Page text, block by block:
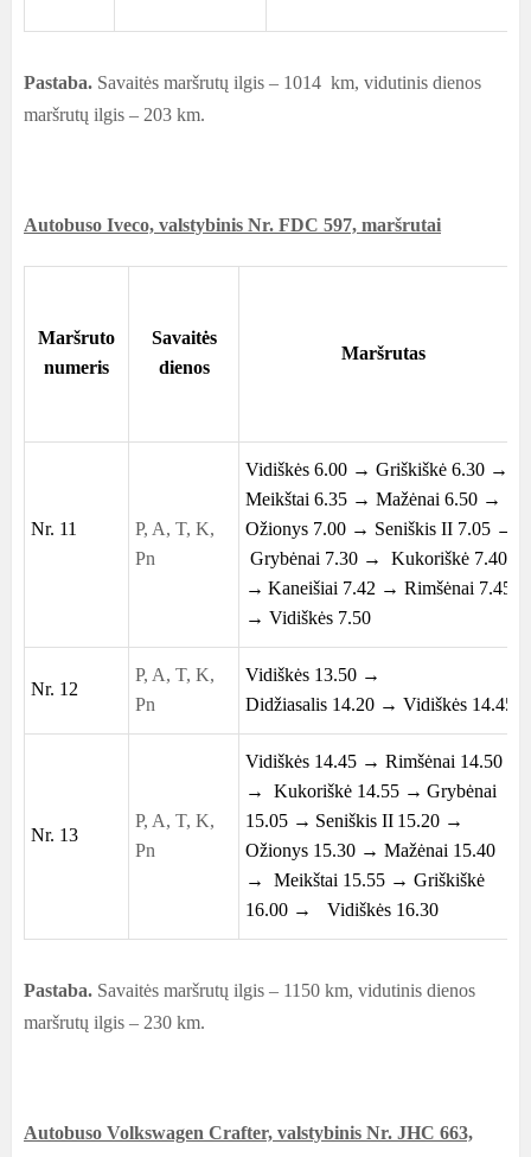
Pastaba. Savaitės maršrutų ilgis – 1014 km, vidutinis dienos
maršrutų ilgis – 203 km.
Autobuso Iveco, valstybinis Nr. FDC 597, maršrutai
Maršruto
numeris
Savaitės
dienos
Maršrutas
Nr. 11
P, A, T, K,
Pn
Vidiškės 6.00 → Griškiškė 6.30 →
Meikštai 6.35 → Mažėnai 6.50 →
Ožionys 7.00 → Seniškis II 7.05 →
Grybėnai 7.30 → Kukoriškė 7.40
→ Kaneišiai 7.42 → Rimšėnai 7.45
→ Vidiškės 7.50
Nr. 12
P, A, T, K,
Pn
Vidiškės 13.50 →
Didžiasalis 14.20 → Vidiškės 14.45
Nr. 13
P, A, T, K,
Pn
Vidiškės 14.45 → Rimšėnai 14.50
→ Kukoriškė 14.55 → Grybėnai
15.05 → Seniškis II 15.20 →
Ožionys 15.30 → Mažėnai 15.40
→ Meikštai 15.55 → Griškiškė
16.00 →
Vidiškės 16.30
Pastaba. Savaitės maršrutų ilgis – 1150 km, vidutinis dienos
maršrutų ilgis – 230 km.
Autobuso Volkswagen Crafter, valstybinis Nr. JHC 663,